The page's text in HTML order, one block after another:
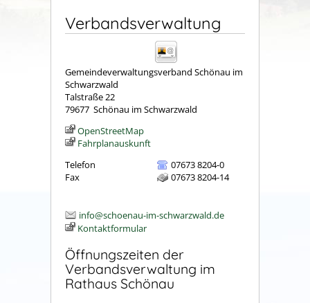
Verbandsverwaltung
Gemeindeverwaltungsverband Schönau im
Schwarzwald
Talstraße 22
79677 Schönau im Schwarzwald
OpenStreetMap
Fahrplanauskunft
Telefon
07673 8204-0
Fax
07673 8204-14
info@schoenau-im-schwarzwald.de
Kontaktformular
Öffnungszeiten der
Verbandsverwaltung im
Rathaus Schönau